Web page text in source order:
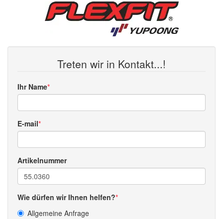
Treten wir in Kontakt...!
Ihr Name
E-mail
Artikelnummer
Wie dürfen wir Ihnen helfen?
Allgemeine Anfrage